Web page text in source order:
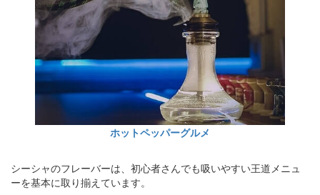
ホットペッパーグルメ
シーシャのフレーバーは、初心者さんでも吸いやすい王道メニュ
ーを基本に取り揃えています。